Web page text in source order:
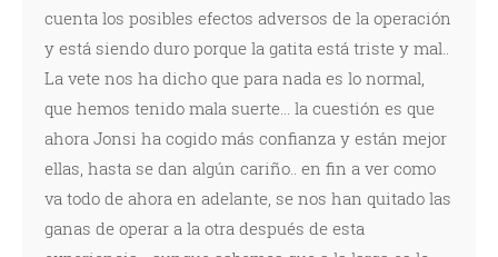
cuenta los posibles efectos adversos de la operación
y está siendo duro porque la gatita está triste y mal..
La vete nos ha dicho que para nada es lo normal,
que hemos tenido mala suerte... la cuestión es que
ahora Jonsi ha cogido más confianza y están mejor
ellas, hasta se dan algún cariño.. en fin a ver como
va todo de ahora en adelante, se nos han quitado las
ganas de operar a la otra después de esta